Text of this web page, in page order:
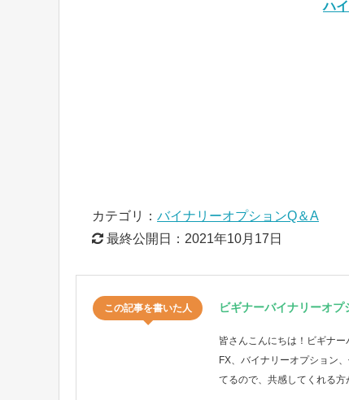
ハ
カテゴリ： バイナリーオプションQ＆A
最終公開日： 2021年10月17日
この記事を書いた人 ビギナーバイナリーオ
皆さんこんにちは！ビギナー
FX、バイナリーオプション
てるので、共感してくれる方